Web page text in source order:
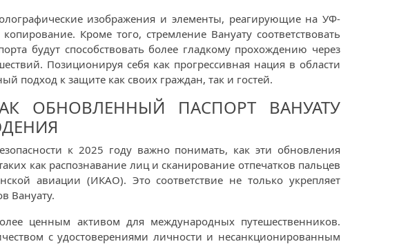
изображения и элементы, реагирующие на УФ-
Кроме того, стремление Вануату соответствовать
будут способствовать более гладкому прохождению через
Позиционируя себя как прогрессивная нация в области
подход к защите как своих граждан, так и гостей.
ОБНОВЛЕННЫЙ ПАСПОРТ ВАНУАТУ
к 2025 году важно понимать, как эти обновления
как распознавание лиц и сканирование отпечатков пальцев
авиации (ИКАО). Это соответствие не только укрепляет
Вануату.
ценным активом для международных путешественников.
с удостоверениями личности и несанкционированным